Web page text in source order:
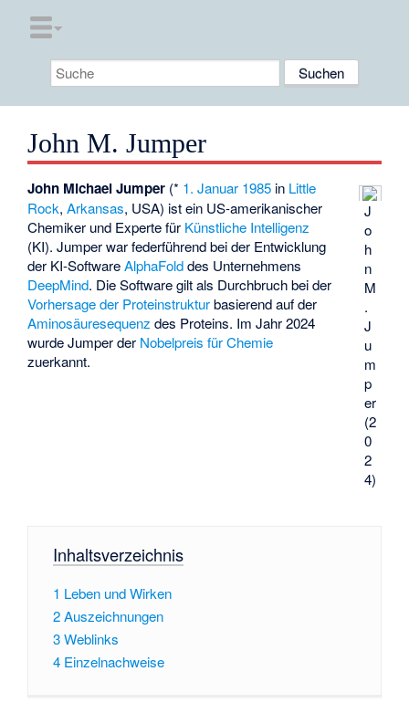
John M. Jumper
J
o
h
n
M
.
J
u
m
p
er
(2
0
2
4)
John Michael Jumper (* 1. Januar 1985 in Little
Rock,Arkansas, USA) ist ein US-amerikanischer
Chemiker und Experte für Künstliche Intelligenz
(KI). Jumper war federführend bei der Entwicklung
der KI-SoftwareAlphaFolddes Unternehmens
DeepMind. Die Software gilt als Durchbruch bei der
Vorhersage der Proteinstrukturbasierend auf der
Aminosäuresequenz des Proteins. Im Jahr 2024
wurde Jumper der Nobelpreis für Chemie
zuerkannt.
Inhaltsverzeichnis
1 Leben und Wirken
2Auszeichnungen
3Weblinks
4 Einzelnachweise